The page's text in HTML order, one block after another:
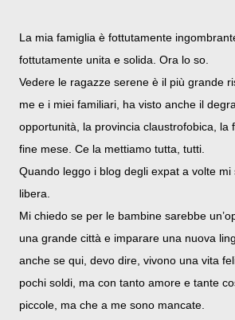
La mia famiglia è fottutamente
fottutamente unita e solida. Ora lo so.
Vedere le ragazze serene è il più grande
me e i miei familiari, ha visto anche il
opportunità, la provincia claustrofobica, la
fine mese. Ce la mettiamo tutta, tutti.
Quando leggo i blog degli expat a volte mi
libera.
Mi chiedo se per le bambine sarebbe
una grande città e imparare una nuova
anche se qui, devo dire, vivono una vita
pochi soldi, ma con tanto amore e tante
piccole, ma che a me sono mancate.